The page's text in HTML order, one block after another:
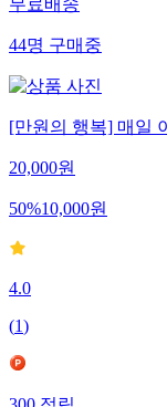
무료배송
44명구매중
[만원의 행복] 매일
20,000원
50%10,000원
4.0
(1)